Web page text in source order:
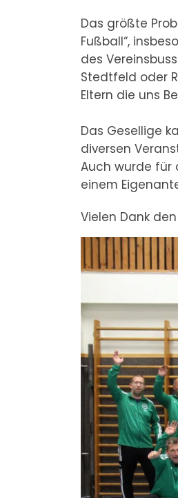
Das größte
Fußball“,
des
Stedtfeld oder
Eltern die uns
Das Gesellige
diversen
Auch wurde für
einem
Vielen Dank